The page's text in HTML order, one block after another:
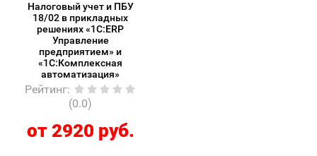
Налоговый учет и ПБУ
18/02 в прикладных
решениях «1С:ERP
Управление
предприятием» и
«1С:Комплексная
автоматизация»
Рейтинг:
(0.0)
от 2920 руб.